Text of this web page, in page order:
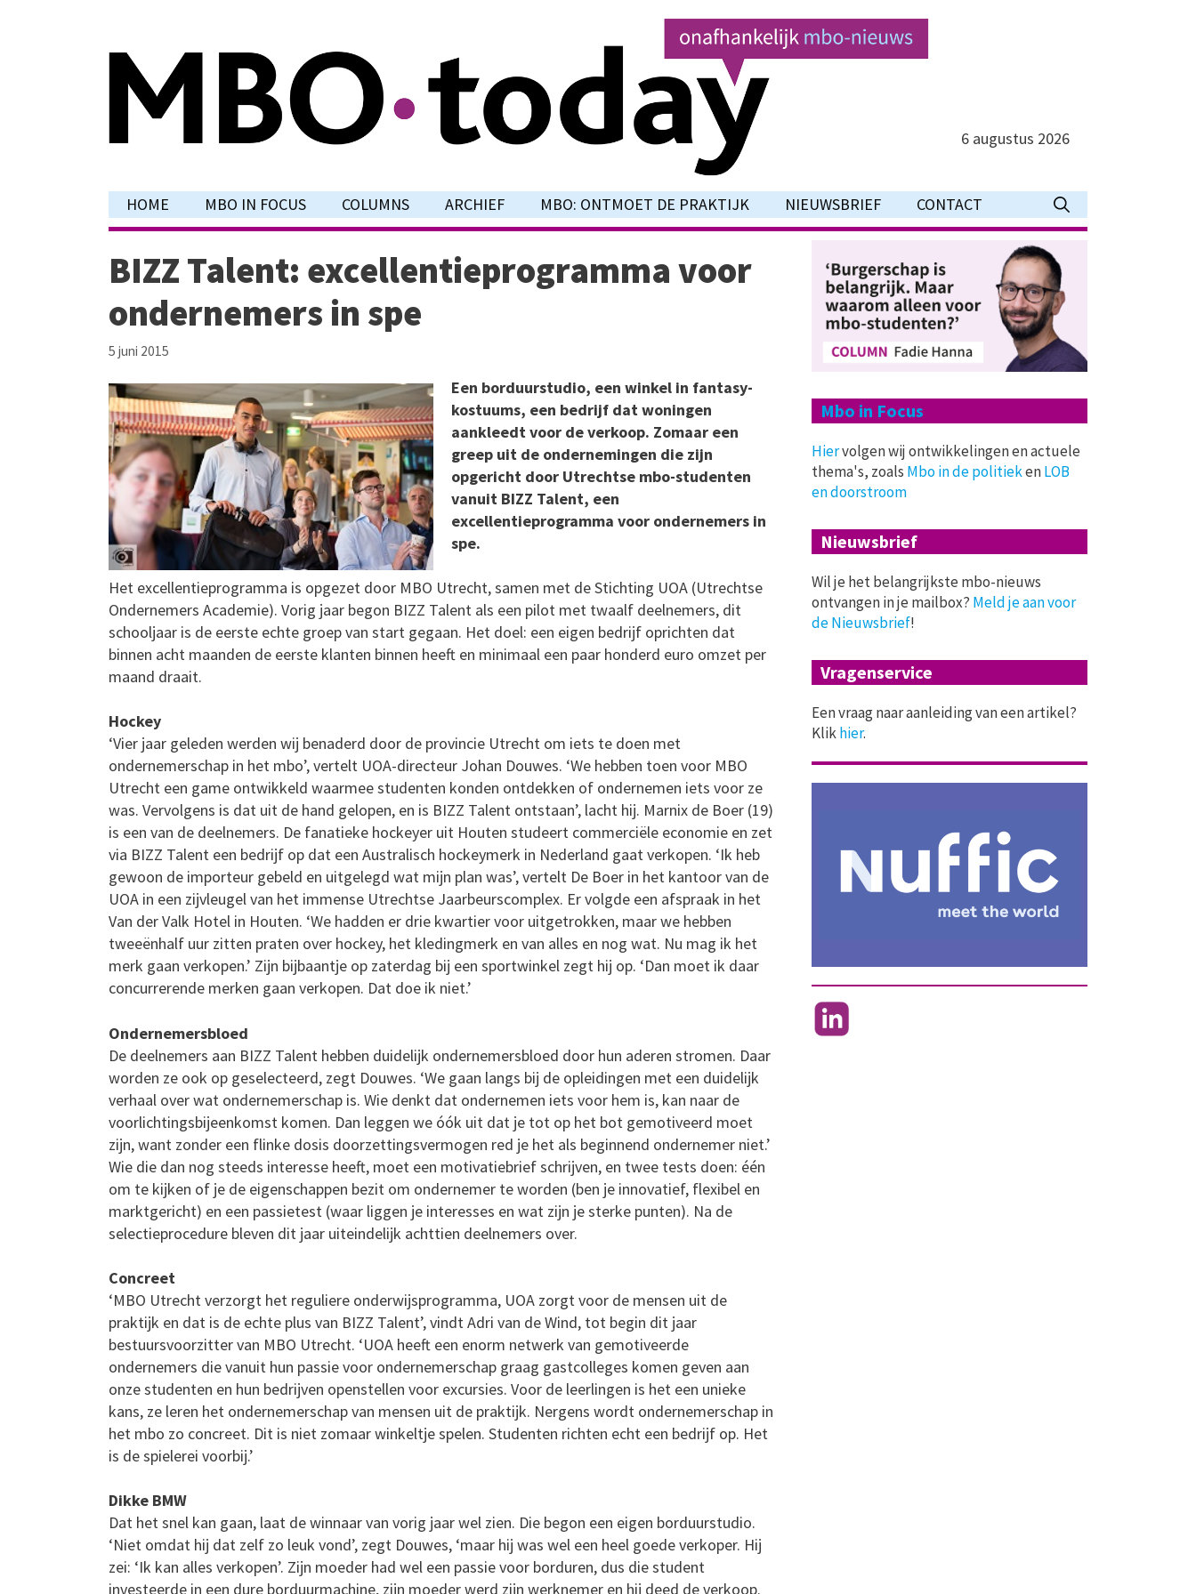
6 augustus 2026
HOME MBO IN FOCUS COLUMNS ARCHIEF MBO: ONTMOET DE PRAKTIJK NIEUWSBRIEF CONTACT
BIZZ Talent: excellentieprogramma voor
ondernemers in spe
5 juni 2015
Een borduurstudio, een winkel in fantasy-
kostuums, een bedrijf dat woningen
aankleedt voor de verkoop. Zomaar een
greep uit de ondernemingen die zijn
opgericht door Utrechtse mbo-studenten
vanuit BIZZ Talent, een
excellentieprogramma voor ondernemers in
spe.
Het excellentieprogramma is opgezet door MBO Utrecht, samen met de Stichting UOA (Utrechtse
Ondernemers Academie). Vorig jaar begon BIZZ Talent als een pilot met twaalf deelnemers, dit
schooljaar is de eerste echte groep van start gegaan. Het doel: een eigen bedrijf oprichten dat
binnen acht maanden de eerste klanten binnen heeft en minimaal een paar honderd euro omzet per
maand draait.
Hockey
‘Vier jaar geleden werden wij benaderd door de provincie Utrecht om iets te doen met
ondernemerschap in het mbo’, vertelt UOA-directeur Johan Douwes. ‘We hebben toen voor MBO
Utrecht een game ontwikkeld waarmee studenten konden ontdekken of ondernemen iets voor ze
was. Vervolgens is dat uit de hand gelopen, en is BIZZ Talent ontstaan’, lacht hij. Marnix de Boer (19)
is een van de deelnemers. De fanatieke hockeyer uit Houten studeert commerciële economie en zet
via BIZZ Talent een bedrijf op dat een Australisch hockeymerk in Nederland gaat verkopen. ‘Ik heb
gewoon de importeur gebeld en uitgelegd wat mijn plan was’, vertelt De Boer in het kantoor van de
UOA in een zijvleugel van het immense Utrechtse Jaarbeurscomplex. Er volgde een afspraak in het
Van der Valk Hotel in Houten. ‘We hadden er drie kwartier voor uitgetrokken, maar we hebben
tweeënhalf uur zitten praten over hockey, het kledingmerk en van alles en nog wat. Nu mag ik het
merk gaan verkopen.’ Zijn bijbaantje op zaterdag bij een sportwinkel zegt hij op. ‘Dan moet ik daar
concurrerende merken gaan verkopen. Dat doe ik niet.’
Ondernemersbloed
De deelnemers aan BIZZ Talent hebben duidelijk ondernemersbloed door hun aderen stromen. Daar
worden ze ook op geselecteerd, zegt Douwes. ‘We gaan langs bij de opleidingen met een duidelijk
verhaal over wat ondernemerschap is. Wie denkt dat ondernemen iets voor hem is, kan naar de
voorlichtingsbijeenkomst komen. Dan leggen we óók uit dat je tot op het bot gemotiveerd moet
zijn, want zonder een flinke dosis doorzettingsvermogen red je het als beginnend ondernemer niet.’
Wie die dan nog steeds interesse heeft, moet een motivatiebrief schrijven, en twee tests doen: één
om te kijken of je de eigenschappen bezit om ondernemer te worden (ben je innovatief, flexibel en
marktgericht) en een passietest (waar liggen je interesses en wat zijn je sterke punten). Na de
selectieprocedure bleven dit jaar uiteindelijk achttien deelnemers over.
Concreet
‘MBO Utrecht verzorgt het reguliere onderwijsprogramma, UOA zorgt voor de mensen uit de
praktijk en dat is de echte plus van BIZZ Talent’, vindt Adri van de Wind, tot begin dit jaar
bestuursvoorzitter van MBO Utrecht. ‘UOA heeft een enorm netwerk van gemotiveerde
ondernemers die vanuit hun passie voor ondernemerschap graag gastcolleges komen geven aan
onze studenten en hun bedrijven openstellen voor excursies. Voor de leerlingen is het een unieke
kans, ze leren het ondernemerschap van mensen uit de praktijk. Nergens wordt ondernemerschap in
het mbo zo concreet. Dit is niet zomaar winkeltje spelen. Studenten richten echt een bedrijf op. Het
is de spielerei voorbij.’
Dikke BMW
Dat het snel kan gaan, laat de winnaar van vorig jaar wel zien. Die begon een eigen borduurstudio.
‘Niet omdat hij dat zelf zo leuk vond’, zegt Douwes, ‘maar hij was wel een heel goede verkoper. Hij
zei: ‘Ik kan alles verkopen’. Zijn moeder had wel een passie voor borduren, dus die student
investeerde in een dure borduurmachine, zijn moeder werd zijn werknemer en hij deed de verkoop.
Mbo in Focus
Hiervolgen wij ontwikkelingen en actuele
thema's, zoals Mbo in de politiekenLOB
en doorstroom
Nieuwsbrief
Wil je het belangrijkste mbo-nieuws
ontvangen in je mailbox? Meld je aan voor
de Nieuwsbrief!
Vragenservice
Een vraag naar aanleiding van een artikel?
Klikhier.